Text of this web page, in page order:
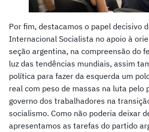
Por fim, destacamos o papel decisivo
Internacional Socialista no apoio à
seção argentina, na compreensão do
luz das tendências mundiais, assim
política para fazer da esquerda um
real com peso de massas na luta pelo
governo dos trabalhadores na
socialismo. Como não poderia deixar
apresentamos as tarefas do partido